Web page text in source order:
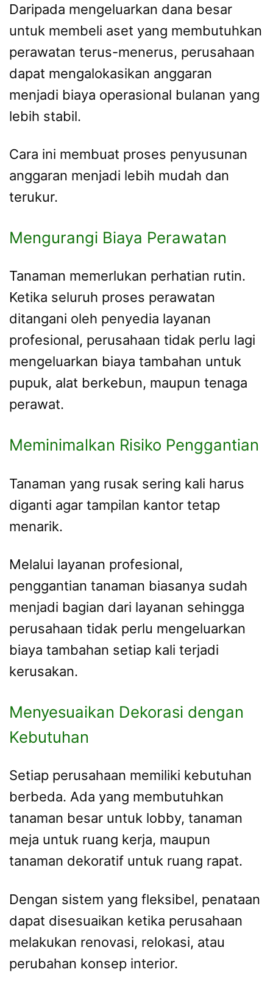
Daripada mengeluarkan dana besar
untuk membeli aset yang membutuhkan
perawatan terus-menerus, perusahaan
dapat mengalokasikan anggaran
menjadi biaya operasional bulanan yang
lebih stabil.
Cara ini membuat proses penyusunan
anggaran menjadi lebih mudah dan
terukur.
Mengurangi Biaya Perawatan
Tanaman memerlukan perhatian rutin.
Ketika seluruh proses perawatan
ditangani oleh penyedia layanan
profesional, perusahaan tidak perlu lagi
mengeluarkan biaya tambahan untuk
pupuk, alat berkebun, maupun tenaga
perawat.
Meminimalkan Risiko Penggantian
Tanaman yang rusak sering kali harus
diganti agar tampilan kantor tetap
menarik.
Melalui layanan profesional,
penggantian tanaman biasanya sudah
menjadi bagian dari layanan sehingga
perusahaan tidak perlu mengeluarkan
biaya tambahan setiap kali terjadi
kerusakan.
Menyesuaikan Dekorasi dengan
Kebutuhan
Setiap perusahaan memiliki kebutuhan
berbeda. Ada yang membutuhkan
tanaman besar untuk lobby, tanaman
meja untuk ruang kerja, maupun
tanaman dekoratif untuk ruang rapat.
Dengan sistem yang fleksibel, penataan
dapat disesuaikan ketika perusahaan
melakukan renovasi, relokasi, atau
perubahan konsep interior.